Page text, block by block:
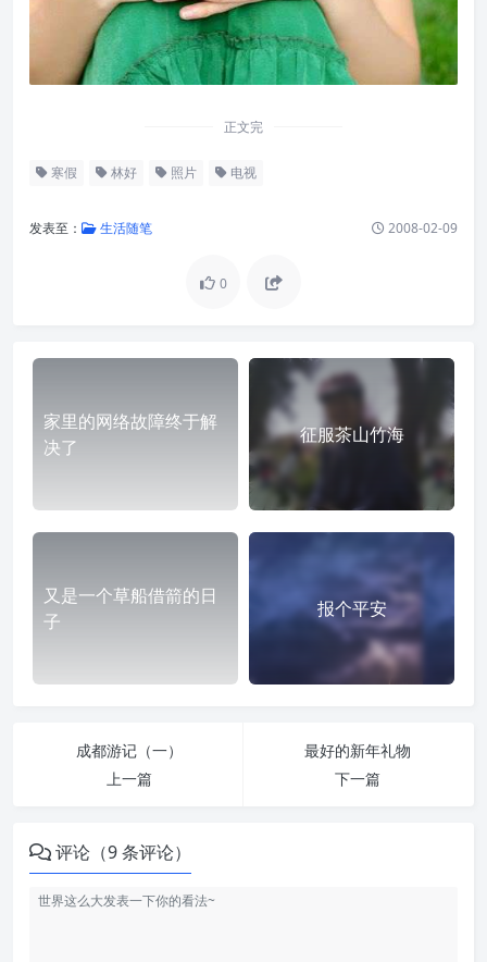
正文完
寒假 林好 照片 电视
发表至： 生活随笔 2008-02-09
0
家里的网络故障终于解
决了
征服茶山竹海
又是一个草船借箭的日
子
报个平安
成都游记（一）
上一篇
最好的新年礼物
下一篇
评论（9 条评论）